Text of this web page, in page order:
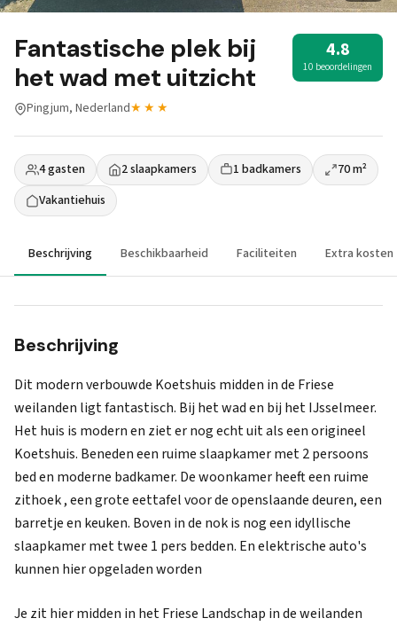
Fantastische plek bij
het wad met uitzicht
4.8
10 beoordelingen
Pingjum, Nederland★★★
4 gasten 2 slaapkamers 1 badkamers
70 m²
Vakantiehuis
Beschrijving Beschikbaarheid Faciliteiten Extra kosten
Beschrijving
Dit modern verbouwde Koetshuis midden in de Friese
weilanden ligt fantastisch. Bij het wad en bij het IJsselmeer.
Het huis is modern en ziet er nog echt uit als een origineel
Koetshuis. Beneden een ruime slaapkamer met 2 persoons
bed en moderne badkamer. De woonkamer heeft een ruime
zithoek , een grote eettafel voor de openslaande deuren, een
barretje en keuken. Boven in de nok is nog een idyllische
slaapkamer met twee 1 pers bedden. En elektrische auto's
kunnen hier opgeladen worden
Je zit hier midden in het Friese Landschap in de weilanden